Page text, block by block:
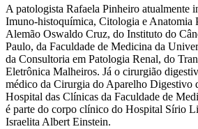
A patologista Rafaela Pinheiro atualmente
Imuno-histoquímica, Citologia e Anatomia
Alemão Oswaldo Cruz, do Instituto do
Paulo, da Faculdade de Medicina da
da Consultoria em Patologia Renal, do
Eletrônica Malheiros. Já o cirurgião
médico da Cirurgia do Aparelho Digestivo
Hospital das Clínicas da Faculdade de
é parte do corpo clínico do Hospital Sírio
Israelita Albert Einstein.